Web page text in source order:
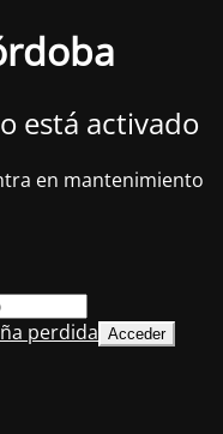
está activado
en mantenimiento
perdida